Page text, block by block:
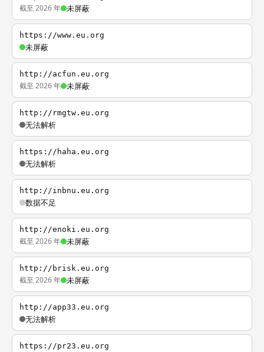
截至 2026 年 未屏蔽
https://www.eu.org
未屏蔽
http://acfun.eu.org
截至 2026 年 未屏蔽
http://rmgtw.eu.org
无法解析
https://haha.eu.org
无法解析
http://inbnu.eu.org
数据不足
http://enoki.eu.org
截至 2026 年 未屏蔽
http://brisk.eu.org
截至 2026 年 未屏蔽
http://app33.eu.org
无法解析
https://pr23.eu.org